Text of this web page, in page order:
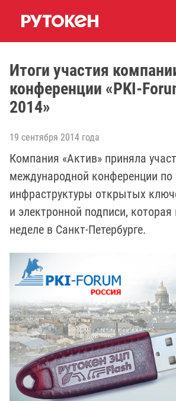
Итоги участия
конференции «PKI-
2014»
19 сентября 2014 года
Компания «Актив» приняла
международной конференции по
инфраструктуры открытых
и электронной подписи,
неделе в Санкт-Петербурге.